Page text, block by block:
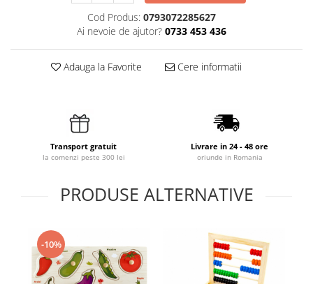
Cod Produs: 0793072285627
Ai nevoie de ajutor? 0733 453 436
Adauga la Favorite Cere informatii
Transport gratuit
la comenzi peste 300 lei
Livrare in 24 - 48 ore
oriunde in Romania
PRODUSE ALTERNATIVE
-10%